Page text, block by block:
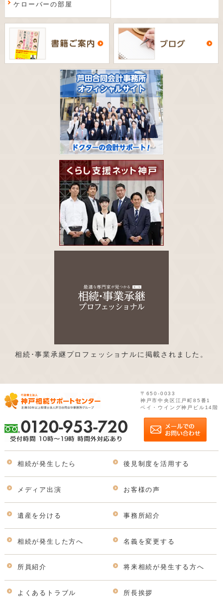
ケローバーの部屋
相続･事業承継プロフェッショナルに掲載されました。
〒650-0033
神戸市中央区江戸町85番1
ベイ・ウイング神戸ビル14階
相続が発生したら 後見制度を活用する
メディア出演 お客様の声
遺産を分ける 事務所紹介
相続が発生した方へ 名義を変更する
所員紹介 将来相続が発生する方へ
よくあるトラブル 所長挨拶